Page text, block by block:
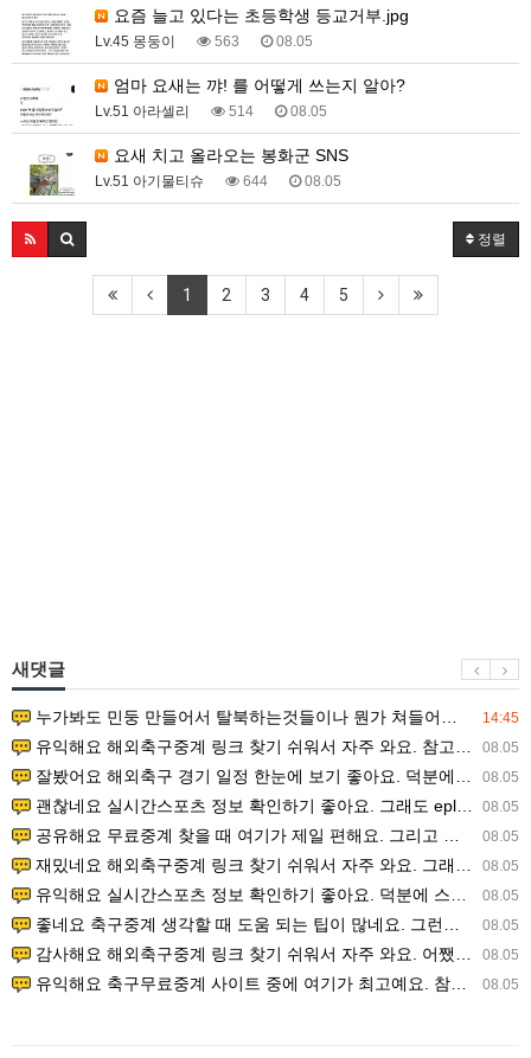
요즘 늘고 있다는 초등학생 등교거부.jpg
Lv.45 몽둥이 563 08.05
엄마 요새는 꺄! 를 어떻게 쓰는지 알아?
Lv.51 아라셀리 514 08.05
요새 치고 올라오는 봉화군 SNS
Lv.51 아기물티슈 644 08.05
정렬
1 2 3 4 5
새댓글
14:45
누가봐도 민둥 만들어서 탈북하는것들이나 뭔가 쳐들어오는 낌새를 미리 알아차리기 위함이지 저걸 전쟁준비라고 하…
08.05
유익해요 해외축구중계 링크 찾기 쉬워서 자주 와요. 참고로 무료스포츠중계 정보 확인할 때 출처 꼭 체크해요.…
08.05
잘봤어요 해외축구 경기 일정 한눈에 보기 좋아요. 덕분에 epl중계 볼 때 공식 중계 채널 먼저 찾아봐요. …
08.05
괜찮네요 실시간스포츠 정보 확인하기 좋아요. 그래도 epl중계 볼 때 공식 중계 채널 먼저 찾아봐요. 북마크…
08.05
공유해요 무료중계 찾을 때 여기가 제일 편해요. 그리고 무료스포츠중계 정보 확인할 때 출처 꼭 체크해요. 앞…
08.05
재밌네요 해외축구중계 링크 찾기 쉬워서 자주 와요. 그래서 해외축구중계도 정식 서비스로 봐야 안전해요. 다음…
08.05
유익해요 실시간스포츠 정보 확인하기 좋아요. 덕분에 스포츠중계는 합법적인 경로로만 시청하려 해요. 좋은 정보…
08.05
좋네요 축구중계 생각할 때 도움 되는 팁이 많네요. 그런데 해외축구중계도 정식 서비스로 봐야 안전해요. 다음…
08.05
감사해요 해외축구중계 링크 찾기 쉬워서 자주 와요. 어쨌든 축구무료중계도 합법적인 곳에서 봐야 마음 편해요.…
08.05
유익해요 축구무료중계 사이트 중에 여기가 최고예요. 참고로 축구무료중계도 합법적인 곳에서 봐야 마음 편해요.…